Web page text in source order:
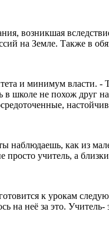
возникшая
на Земле. Также в
и минимум власти.
школе не похож друг
наблюдаешь, как из
просто учитель, а
к урокам
на неё за это.